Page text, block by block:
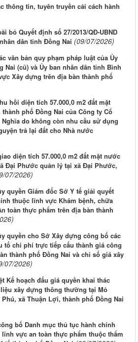
thông tin, tuyên truyền cải cách hành
bỏ Quyết định số 27/2013/QĐ-UBND
dân tỉnh Đồng Nai (09/07/2026)
văn bản quy phạm pháp luật của Ủy
Nai (cũ) và Ủy ban nhân dân tỉnh Bình
Xây dựng trên địa bàn thành phố
hồi diện tích 57.000,0 m2 đất mặt
phố Đồng Nai của Công ty Cổ
do không còn nhu cầu sử dụng
trả lại đất cho Nhà nước
diện tích 57.000,0 m2 đất mặt nước
Đại Phước quản lý tại xã Đại Phước,
07/2026)
quyền Giám đốc Sở Y tế giải quyết
thuộc lĩnh vực Khám bệnh, chữa
toàn thực phẩm trên địa bàn thành
quyền cho Sở Xây dựng công bố các
tố chi phí trực tiếp cấu thành giá công
thành phố Đồng Nai và chỉ số giá xây
07/2026)
Kế hoạch đấu giá quyền khai thác
xây dựng thông thường tại Mỏ
xã Thuận Lợi, thành phố Đồng Nai
bố Danh mục thủ tục hành chính
vực an toàn thực phẩm thuộc thẩm